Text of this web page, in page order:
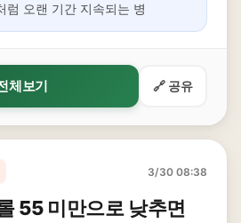
럼 오랜 기간 지속되는 병
체보기 🔗 공유
3/30 08:38
55 미만으로 낮추면